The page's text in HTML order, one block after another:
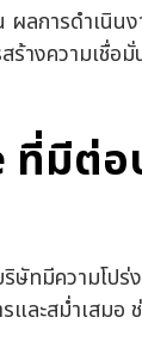
ลการดำเนิน
ร้างความเชื่
ที่มีต่
ทมีความโปร่
และสม่ำเสมอ